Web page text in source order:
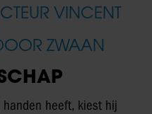
VINCENT
ZWAAN
handen heeft, kiest hij